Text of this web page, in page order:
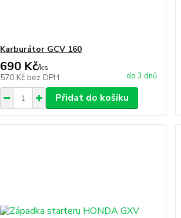
Karburátor GCV 160
690 Kč/ks
570 Kč bez DPH do 3 dnů
Přidat do košíku